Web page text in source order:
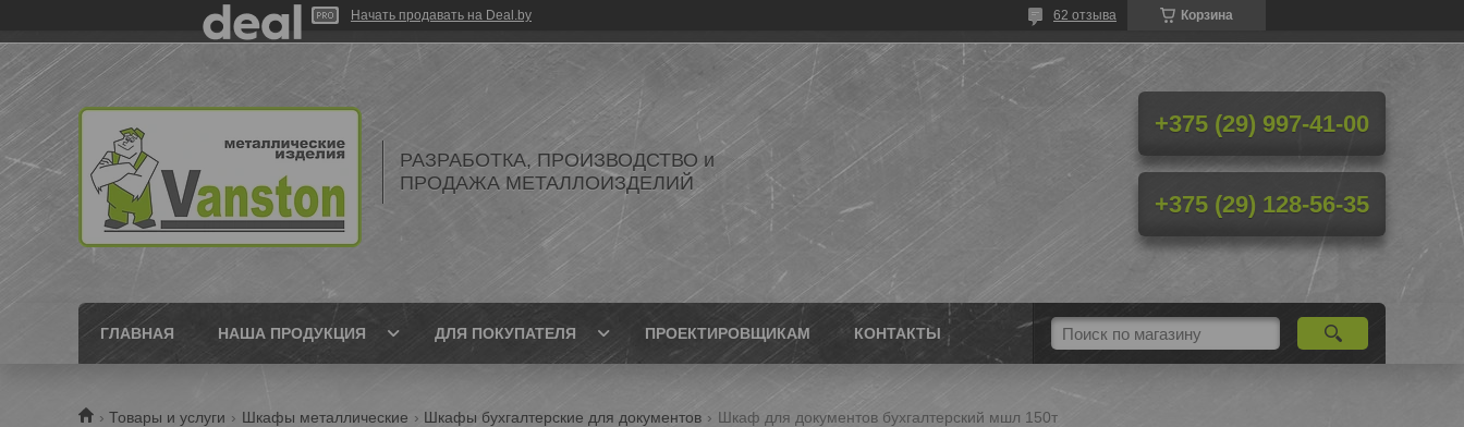
Начать продавать на Deal.by Корзина
62 отзыва
РАЗРАБОТКА, ПРОИЗВОДСТВО и
ПРОДАЖА МЕТАЛЛОИЗДЕЛИЙ
+375 (29) 997-41-00
+375 (29) 128-56-35
ГЛАВНАЯ НАША ПРОДУКЦИЯ ДЛЯ ПОКУПАТЕЛЯ ПРОЕКТИРОВЩИКАМ КОНТАКТЫ
Товары и услуги Шкафы металлические Шкафы бухгалтерские для документов Шкаф для документов бухгалтерский мшл 150т